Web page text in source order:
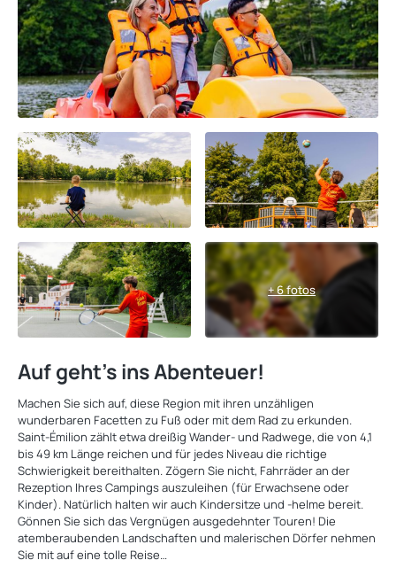
+ 6 fotos
Auf geht's ins Abenteuer!
Machen Sie sich auf, diese Region mit ihren unzähligen
wunderbaren Facetten zu Fuß oder mit dem Rad zu erkunden.
Saint-Émilion zählt etwa dreißig Wander- und Radwege, die von 4,1
bis 49 km Länge reichen und für jedes Niveau die richtige
Schwierigkeit bereithalten. Zögern Sie nicht, Fahrräder an der
Rezeption Ihres Campings auszuleihen (für Erwachsene oder
Kinder). Natürlich halten wir auch Kindersitze und -helme bereit.
Gönnen Sie sich das Vergnügen ausgedehnter Touren! Die
atemberaubenden Landschaften und malerischen Dörfer nehmen
Sie mit auf eine tolle Reise…